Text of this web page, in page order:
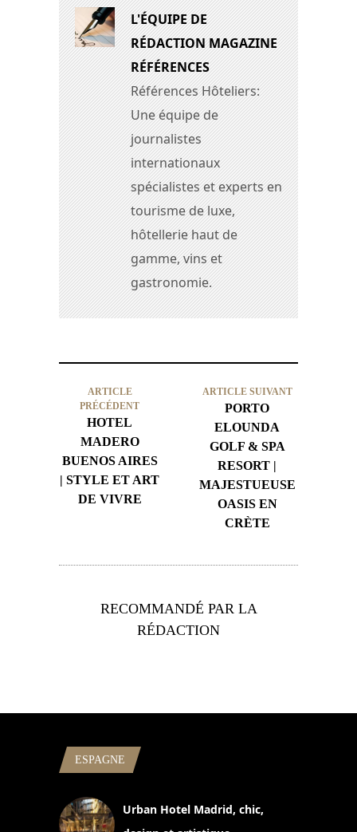
L'ÉQUIPE DE
RÉDACTION MAGAZINE
RÉFÉRENCES
Références Hôteliers:
Une équipe de
journalistes
internationaux
spécialistes et experts en
tourisme de luxe,
hôtellerie haut de
gamme, vins et
gastronomie.
ARTICLE
PRÉCÉDENT
HOTEL
MADERO
BUENOS AIRES
| STYLE ET ART
DE VIVRE
ARTICLE SUIVANT
PORTO
ELOUNDA
GOLF & SPA
RESORT |
MAJESTUEUSE
OASIS EN
CRÈTE
RECOMMANDÉ PAR LA
RÉDACTION
ESPAGNE
Urban Hotel Madrid, chic,